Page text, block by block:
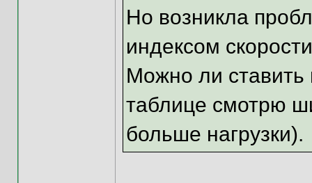
Но возникла
индексом
Можно ли
таблице смотрю
больше нагрузки).